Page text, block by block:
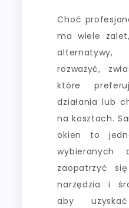
Choć
ma wiele
rozważyć,
które
działania lub
na kosztach.
okien to
wybieranych
zaopatrzyć
narzędzia i
aby